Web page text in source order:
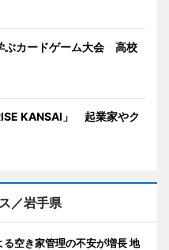
ぶカードゲーム大会 高校
KANSAI」 起業家やク
／岩手県
空き家管理の不安が増長 地